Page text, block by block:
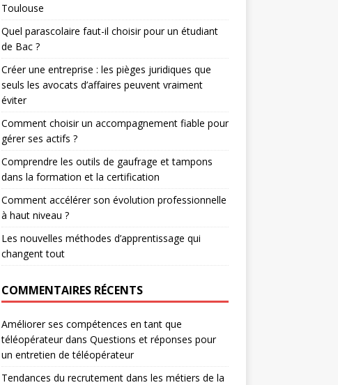
Toulouse
Quel parascolaire faut-il choisir pour un étudiant
de Bac ?
Créer une entreprise : les pièges juridiques que
seuls les avocats d’affaires peuvent vraiment
éviter
Comment choisir un accompagnement fiable pour
gérer ses actifs ?
Comprendre les outils de gaufrage et tampons
dans la formation et la certification
Comment accélérer son évolution professionnelle
à haut niveau ?
Les nouvelles méthodes d’apprentissage qui
changent tout
COMMENTAIRES RÉCENTS
Améliorer ses compétences en tant que
téléopérateurdans Questions et réponses pour
un entretien de téléopérateur
Tendances du recrutement dans les métiers de la